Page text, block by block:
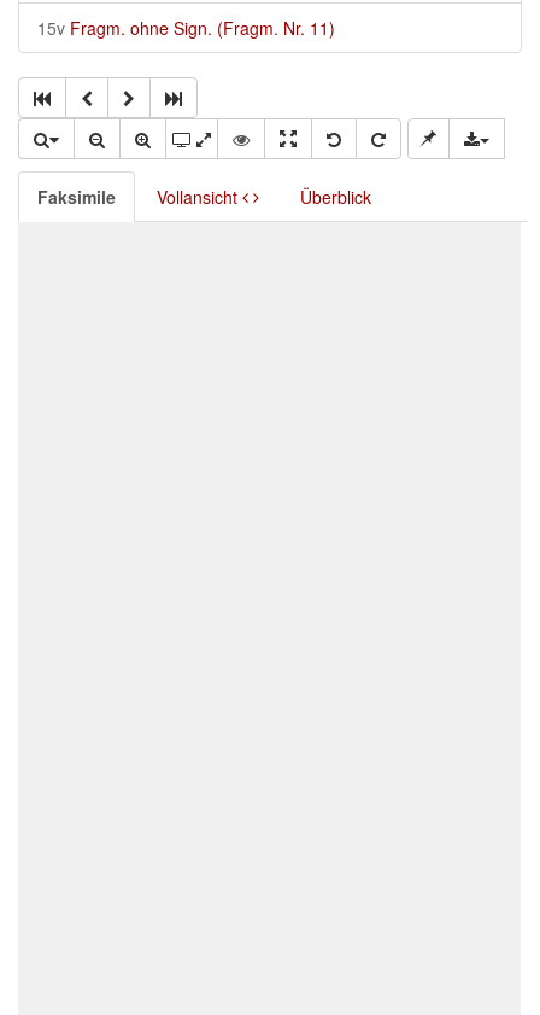
15v Fragm. ohne Sign. (Fragm. Nr. 11)
Faksimile Vollansicht Überblick